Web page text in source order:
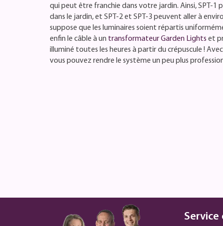
qui peut être franchie dans votre jardin. Ainsi, SPT-1
dans le jardin, et SPT-2 et SPT-3 peuvent aller à
suppose que les luminaires soient répartis
enfin le câble à un transformateur Garden Lights et
illuminé toutes les heures à partir du crépuscule ! Avec
vous pouvez rendre le système un peu plus
Service